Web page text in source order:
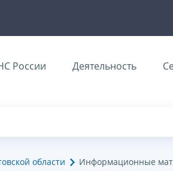
России Деятельность
области Информационные